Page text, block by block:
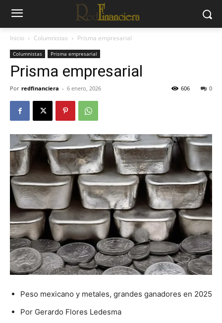
Inicio Columnistas Prisma empresarial
Columnistas Prisma empresarial
Prisma empresarial
Por redfinanciera - 6 enero, 2026 0
606
Peso mexicano y metales, grandes ganadores en 2025
Por Gerardo Flores Ledesma